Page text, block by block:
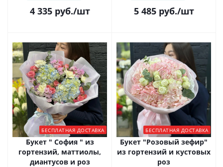
4 335руб./шт 5 485руб./шт
БЕСПЛАТНАЯ ДОСТАВКА
Букет " София " из
гортензий, маттиолы,
диантусов и роз
БЕСПЛАТНАЯ ДОСТАВКА
Букет "Розовый зефир"
из гортензий и кустовых
роз